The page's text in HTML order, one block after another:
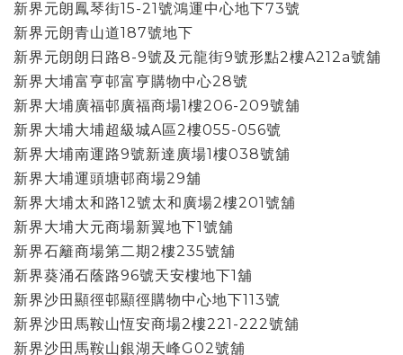
新界元朗鳳琴街15-21號鴻運中心地下73號
新界元朗青山道187號地下
新界元朗朗日路8-9號及元龍街9號形點2樓A212a號舖
新界大埔富亨邨富亨購物中心28號
新界大埔廣福邨廣福商場1樓206-209號舖
新界大埔大埔超級城A區2樓055-056號
新界大埔南運路9號新達廣場1樓038號舖
新界大埔運頭塘邨商場29舖
新界大埔太和路12號太和廣場2樓201號舖
新界大埔大元商場新翼地下1號舖
新界石籬商場第二期2樓235號舖
新界葵涌石蔭路96號天安樓地下1舖
新界沙田顯徑邨顯徑購物中心地下113號
新界沙田馬鞍山恆安商場2樓221-222號舖
新界沙田馬鞍山銀湖天峰G02號舖